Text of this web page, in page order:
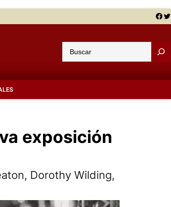
Facebook Twitter
u
a
exposición
Dorothy Wilding,